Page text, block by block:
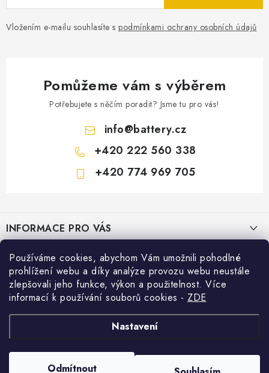
Používáme cookies, abychom Vám umožnili pohodlné
prohlížení webu a díky analýze provozu webu neustále
zlepšovali jeho funkce, výkon a použitelnost. Více
informací k používání souborů cookies - ZDE
Nastavení
Odmítnout
Vložením e-mailu souhlasíte s podmínkami ochrany osobních údajů
Pomůžeme vám s výběrem
Potřebujete s něčím poradit? Jsme tu pro vás!
info@battery.cz
+420 222 560 338
+420 774 969 705
pINFORMACE PRO VÁS
KONTAKTY
POŠTOVNÉ A DOPRAVA
KONFIGURÁTOR AUTOBATERIÍ
O NÁS
VÝMĚNA AUTOBATERIE
OBCHODNÍ PODMÍNKY
PRODEJNY BATTERY.CZ
Prodejna Brno - Pražákova ul.
Prodejna Praha - Brožíkova ul.
Prodejna Ústí n. Labem - Žižkova ul.
Konfigurátor AUTOBATERIE
Konfigurátor AUTOBATERIE
Vyhledávání
HLEDAT